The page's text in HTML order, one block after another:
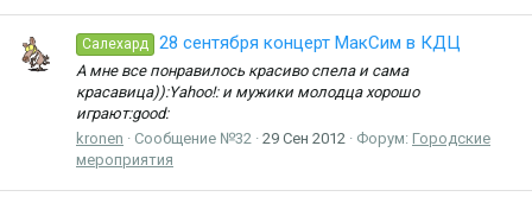
Салехард 28 сентября концерт МакСим в КДЦ
А мне все понравилось красиво спела и сама
красавица)):Yahoo!: и мужики молодца хорошо
играют:good:
kronen
Сообщение №32 29 Сен 2012 Форум: Городские
мероприятия